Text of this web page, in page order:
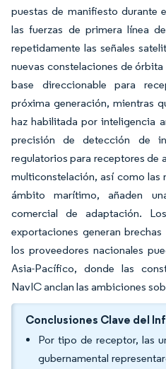
puestas de manifiesto durante
las fuerzas de primera línea
repetidamente las señales
nuevas constelaciones de
base direccionable para
próxima generación, mientras
haz habilitada por inteligencia
precisión de detección de
regulatorios para receptores de
multiconstelación, así como las
ámbito marítimo, añaden
comercial de adaptación.
exportaciones generan
los proveedores nacionales
Asia-Pacífico, donde las
NavIC anclan las ambiciones
Conclusiones Clave del
Por tipo de receptor, las
gubernamental